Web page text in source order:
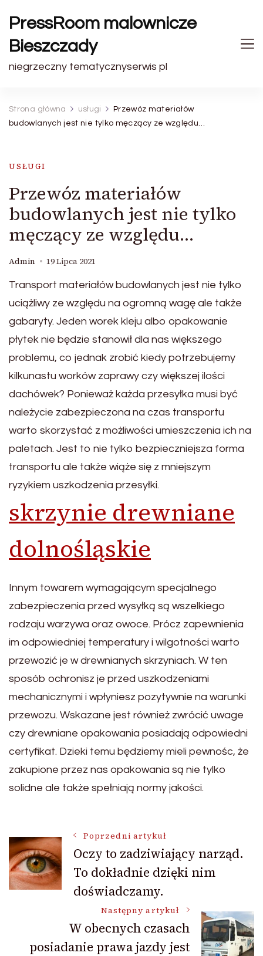
PressRoom malownicze
Bieszczady
niegrzeczny tematycznyserwis pl
Strona główna usługi
Przewóz materiałów
budowlanych jest nie tylko męczący ze względu…
USŁUGI
Przewóz materiałów
budowlanych jest nie tylko
męczący ze względu…
Admin 19 Lipca 2021
Transport materiałów budowlanych jest nie tylko
uciążliwy ze względu na ogromną wagę ale także
gabaryty. Jeden worek kleju albo opakowanie
płytek nie będzie stanowił dla nas większego
problemu, co jednak zrobić kiedy potrzebujemy
kilkunastu worków zaprawy czy większej ilości
dachówek? Ponieważ każda przesyłka musi być
należycie zabezpieczona na czas transportu
warto skorzystać z możliwości umieszczenia ich na
paletach. Jest to nie tylko bezpieczniejsza forma
transportu ale także wiąże się z mniejszym
ryzykiem uszkodzenia przesyłki.
skrzynie drewniane
dolnośląskie
Innym towarem wymagającym specjalnego
zabezpieczenia przed wysyłką są wszelkiego
rodzaju warzywa oraz owoce. Prócz zapewnienia
im odpowiedniej temperatury i wilgotności warto
przewozić je w drewnianych skrzyniach. W ten
sposób ochronisz je przed uszkodzeniami
mechanicznymi i wpłyniesz pozytywnie na warunki
przewozu. Wskazane jest również zwrócić uwage
czy drewniane opakowania posiadają odpowiedni
certyfikat. Dzieki temu będziemy mieli pewnośc, że
zakupione przez nas opakowania są nie tylko
solidne ale także spełniają normy jakości.
Nawigacja
wpisu
Poprzedni artykuł
Oczy to zadziwiający narząd.
To dokładnie dzięki nim
doświadczamy.
Następny artykuł
W obecnych czasach
posiadanie prawa jazdy jest